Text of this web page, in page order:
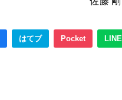
はてブ Pocket LINE